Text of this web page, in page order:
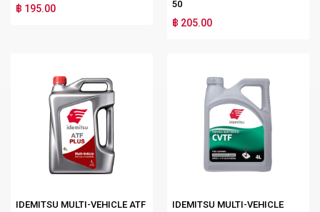
฿ 195.00
50
฿ 205.00
IDEMITSU MULTI-VEHICLE ATF
IDEMITSU MULTI-VEHICLE